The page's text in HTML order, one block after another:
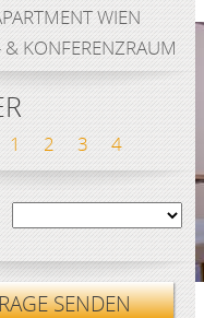
WIEN
& KONFERENZRAUM
1 2 3 4
SENDEN